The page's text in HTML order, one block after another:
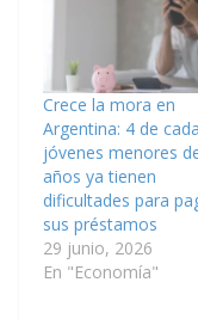
Crece la mora en
Argentina: 4 de
jóvenes menores
años ya tienen
dificultades para
sus préstamos
29 junio, 2026
En "Economía"